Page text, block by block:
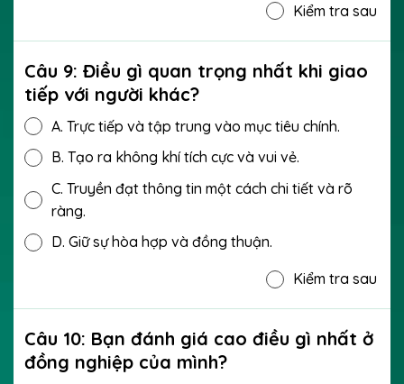
Kiểm tra sau
Câu 9: Điều gì quan trọng nhất khi giao
tiếp với người khác?
A. Trực tiếp và tập trung vào mục tiêu chính.
B. Tạo ra không khí tích cực và vui vẻ.
C. Truyền đạt thông tin một cách chi tiết và rõ
ràng.
D. Giữ sự hòa hợp và đồng thuận.
Kiểm tra sau
Câu 10: Bạn đánh giá cao điều gì nhất ở
đồng nghiệp của mình?